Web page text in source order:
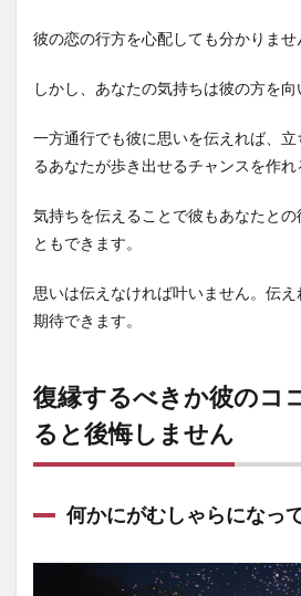
彼の恋の行方を心配しても分かりませ
しかし、あなたの気持ちは彼の方を向
一方通行でも彼に思いを伝えれば、
るあなたが歩き出せるチャンスを作れ
気持ちを伝えることで彼もあなたとの
ともできます。
思いは伝えなければ叶いません。伝
期待できます。
復縁するべきか彼のコ
ると後悔しません
何かにがむしゃらになっ